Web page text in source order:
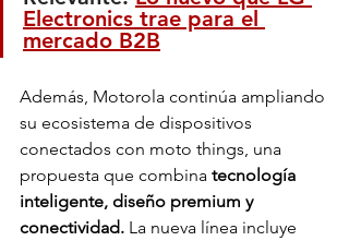
Electronics trae para el
mercado B2B
Además, Motorola continúa ampliando
su ecosistema de dispositivos
conectados con moto things, una
propuesta que combina tecnología
inteligente, diseño premium y
conectividad. La nueva línea incluye